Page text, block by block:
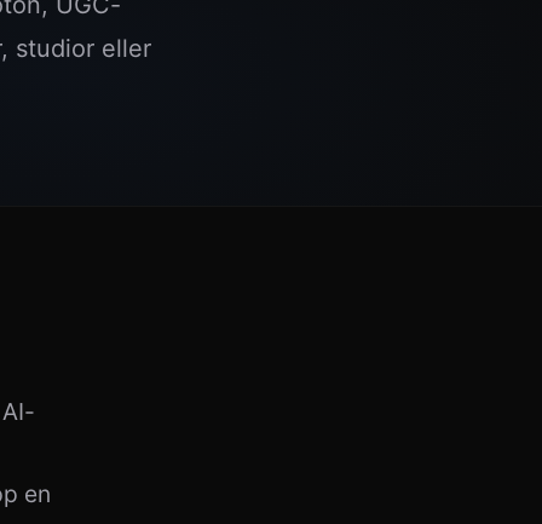
studior eller
en